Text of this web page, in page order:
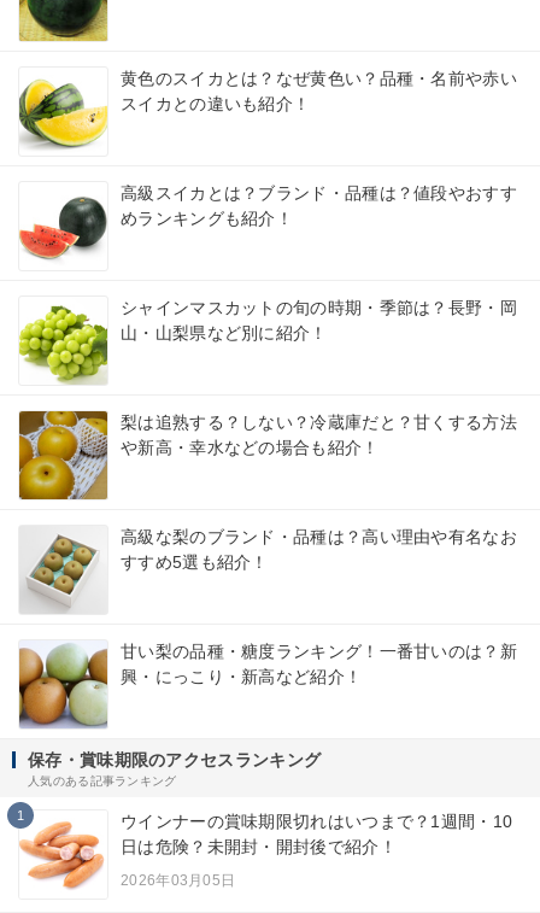
黄色のスイカとは？なぜ黄色い？品種・名前や赤い
スイカとの違いも紹介！
高級スイカとは？ブランド・品種は？値段やおすす
めランキングも紹介！
シャインマスカットの旬の時期・季節は？長野・岡
山・山梨県など別に紹介！
梨は追熟する？しない？冷蔵庫だと？甘くする方法
や新高・幸水などの場合も紹介！
高級な梨のブランド・品種は？高い理由や有名なお
すすめ5選も紹介！
甘い梨の品種・糖度ランキング！一番甘いのは？新
興・にっこり・新高など紹介！
保存・賞味期限のアクセスランキング
人気のある記事ランキング
1
ウインナーの賞味期限切れはいつまで？1週間・10
日は危険？未開封・開封後で紹介！
2026年03月05日